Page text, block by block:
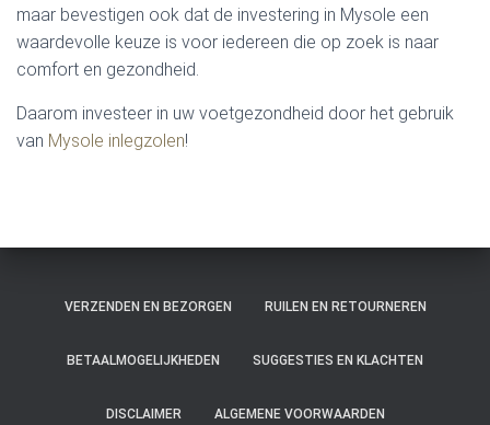
maar bevestigen ook dat de investering in Mysole een
waardevolle keuze is voor iedereen die op zoek is naar
comfort en gezondheid.
Daarom investeer in uw voetgezondheid door het gebruik
van Mysole inlegzolen!
VERZENDEN EN BEZORGEN RUILEN EN RETOURNEREN
BETAALMOGELIJKHEDEN SUGGESTIES EN KLACHTEN
DISCLAIMER ALGEMENE VOORWAARDEN